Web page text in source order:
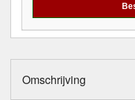
Omschrijving